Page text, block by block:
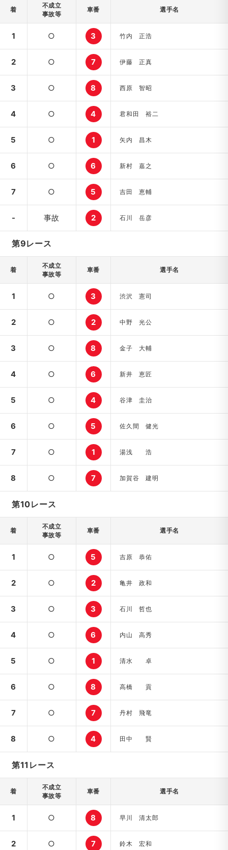
着
不成立
事故等
車番 選手名
1 ○ 3 竹内 正浩
2 ○ 7 伊藤 正真
3 ○ 8 西原 智昭
4 ○ 4 君和田 裕二
5 ○ 1 矢内 昌木
6 ○ 6 新村 嘉之
7 ○ 5 吉田 恵輔
- 事故 2 石川 岳彦
第9レース
着
不成立
事故等
車番 選手名
1 ○ 3 渋沢 憲司
2 ○ 2 中野 光公
3 ○ 8 金子 大輔
4 ○ 6 新井 恵匠
5 ○ 4 谷津 圭治
6 ○ 5 佐久間 健光
7 ○ 1 湯浅 浩
8 ○ 7 加賀谷 建明
第10レース
着
不成立
事故等
車番 選手名
1 ○ 5 吉原 恭佑
2 ○ 2 亀井 政和
3 ○ 3 石川 哲也
4 ○ 6 内山 高秀
5 ○ 1 清水 卓
6 ○ 8 高橋 貢
7 ○ 7 丹村 飛竜
8 ○ 4 田中 賢
第11レース
着
不成立
事故等
車番 選手名
1 ○ 8 早川 清太郎
2 ○ 7 鈴木 宏和